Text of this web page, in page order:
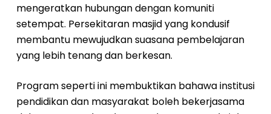
mengeratkan hubungan dengan komuniti
setempat. Persekitaran masjid yang kondusif
membantu mewujudkan suasana pembelajaran
yang lebih tenang dan berkesan.
Program seperti ini membuktikan bahawa institusi
pendidikan dan masyarakat boleh bekerjasama